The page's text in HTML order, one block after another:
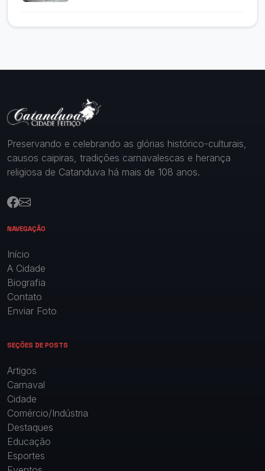
Preservando e celebrando as glórias histórico-culturais,
causos caipiras, tradições carnavalescas e herança
religiosa de Catanduva há mais de 108 anos.
NAVEGAÇÃO
Início
A Cidade
Biografia
Contato
Enviar Foto
SEÇÕES DE POSTS
Artigos
Carnaval
Cidade
Comércio/Indústria
Destaques
Educação
Esportes